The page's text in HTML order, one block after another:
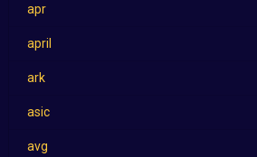
apr
april
ark
asic
avg